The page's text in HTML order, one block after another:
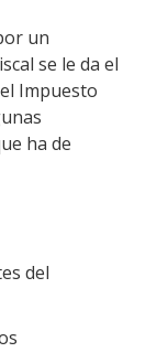
un
se le da el
Impuesto
ha de
del